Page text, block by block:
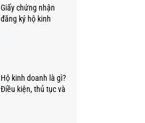
Giấy chứng nhận
đăng ký hộ kinh
Hộ kinh doanh là gì?
Điều kiện, thủ tục và